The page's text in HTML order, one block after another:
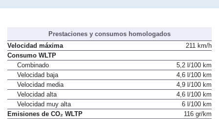
Prestaciones y consumos homologados
Velocidad máxima
211 km/h
Consumo WLTP
Combinado
5,2 l/100 km
Velocidad baja
4,6 l/100 km
Velocidad media
4,9 l/100 km
Velocidad alta
4,6 l/100 km
Velocidad muy alta
6 l/100 km
Emisiones de CO₂ WLTP
116 gr/km